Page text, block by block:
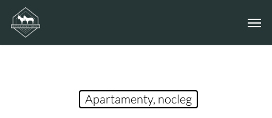
Skip
main
Apartamenty, nocleg